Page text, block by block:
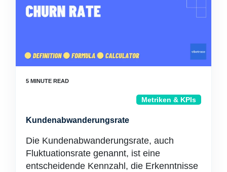
Metriken & KPIs
Kundenabwanderungsrate
Die Kundenabwanderungsrate, auch
Fluktuationsrate genannt, ist eine
entscheidende Kennzahl, die Erkenntnisse